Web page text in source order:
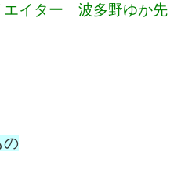
エイター 波多野ゆか先
の